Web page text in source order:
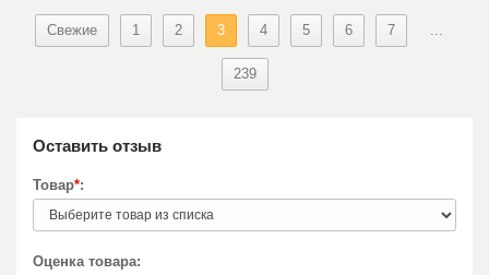
Свежие 1 2 3 4 5 6 7 ...
239
Оставить отзыв
Товар*:
Оценка товара: